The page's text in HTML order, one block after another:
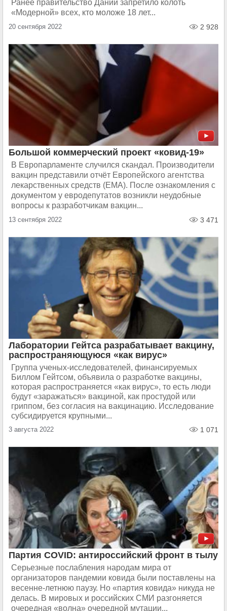
Ранее правительство Дании запретило колоть
«Модерной» всех, кто моложе 18 лет...
20 сентября 2022 2 928
Большой коммерческий проект «ковид-19»
В Европарламенте случился скандал. Производители
вакцин представили отчёт Европейского агентства
лекарственных средств (ЕМА). После ознакомления с
документом у евродепутатов возникли неудобные
вопросы к разработчикам вакцин...
13 сентября 2022 3 471
Лаборатории Гейтса разрабатывает вакцину,
распространяющуюся «как вирус»
Группа ученых-​исследователей, финансируемых
Биллом Гейтсом, объявила о разработке вакцины,
которая распространяется «как вирус», то есть люди
будут «заражаться» вакциной, как простудой или
гриппом, без согласия на вакцинацию. Исследование
субсидируется крупными...
3 августа 2022 1 071
Партия COVID: антироссийский фронт в тылу
Серьезные послабления народам мира от
организаторов пандемии ковида были поставлены на
весенне-летнюю паузу. Но «партия ковида» никуда не
делась. В мировых и российских СМИ разгоняется
очередная «волна» очередной мутации...